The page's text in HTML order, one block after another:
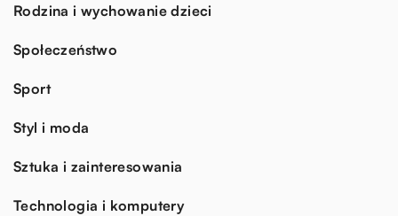
Rodzina i wychowanie dzieci
Społeczeństwo
Sport
Styl i moda
Sztuka i zainteresowania
Technologia i komputery